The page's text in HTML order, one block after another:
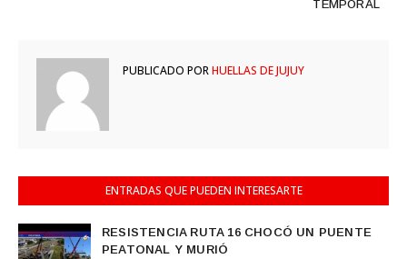
TEMPORAL
PUBLICADO PORHUELLAS DE JUJUY
ENTRADAS QUE PUEDEN INTERESARTE
RESISTENCIA RUTA 16 CHOCÓ UN PUENTE
PEATONAL Y MURIÓ